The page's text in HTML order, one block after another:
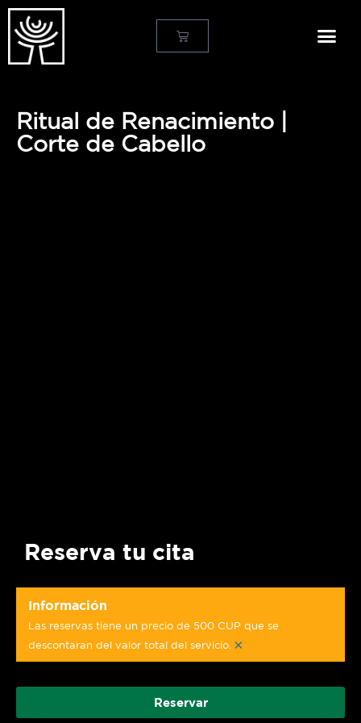
Ritual de Renacimiento |
Corte de Cabello
Reserva tu cita
Información
Las reservas tiene un precio de 500 CUP que se
descontaran del valor total del servicio. ×
Reservar